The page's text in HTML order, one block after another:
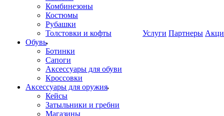
Комбинезоны
Костюмы
Рубашки
Толстовки и кофты
Обувь
Ботинки
Сапоги
Аксессуары для обуви
Кроссовки
Аксессуары для оружия
Кейсы
Затыльники и гребни
Магазины
Услуги Партнеры